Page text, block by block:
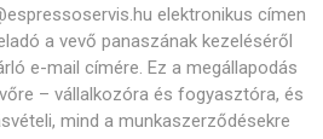
elektronikus címen
a vevő panaszának kezeléséről
e-mail címére. Ez a megállapodás
– vállalkozóra és fogyasztóra, és
mind a munkaszerződésekre